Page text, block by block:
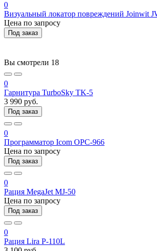
0
Визуальный локатор повреждений Joinwit
Цена по запросу
Под заказ
Вы смотрели 18
0
Гарнитура TurboSky TK-5
3 990 руб.
Под заказ
0
Программатор Icom OPC-966
Цена по запросу
Под заказ
0
Рация MegaJet MJ-50
Цена по запросу
Под заказ
0
Рация Lira P-110L